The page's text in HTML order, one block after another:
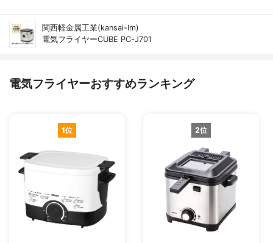
関西軽金属工業(kansai-Im)
電気フライヤーCUBE PC-J701
電気フライヤーおすすめランキング
1位 2位